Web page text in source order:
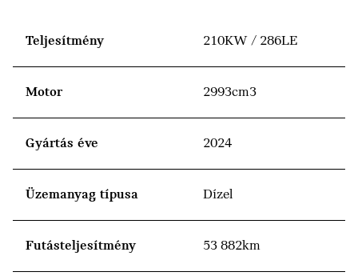
Teljesítmény 210KW / 286LE
Motor 2993cm3
Gyártás éve 2024
Üzemanyag típusa Dízel
Futásteljesítmény 53 882km